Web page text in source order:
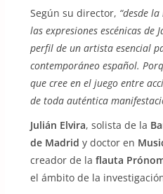
Según su director, “desde
las expresiones escénicas de
perfil de un artista esencial
contemporáneo español.
que cree en el juego entre
de toda auténtica
Julián Elvira, solista de la
de Madrid y doctor en
creador de la flauta
el ámbito de la